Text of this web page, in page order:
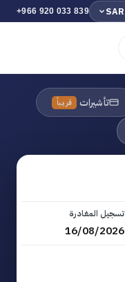
+966 920 033 839
تأشيرات قريباً
تسجيل المغادرة
16/08/2026